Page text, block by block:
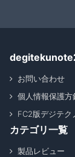
お問い合わせ
個人情報保護方
FC2版デジテク
カテゴリ一覧
製品レビュー